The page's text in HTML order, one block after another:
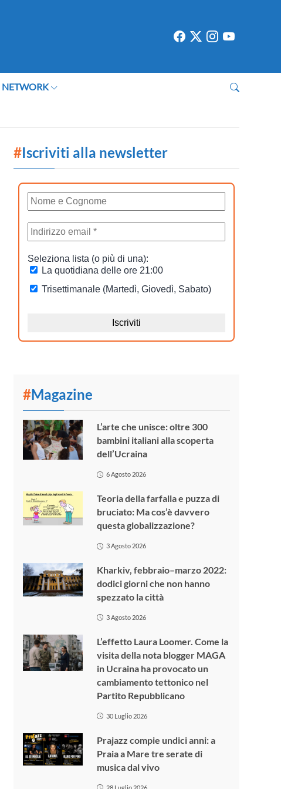
NETWORK
#Iscriviti alla newsletter
#Magazine
L’arte che unisce: oltre 300
bambini italiani alla scoperta
dell’Ucraina
6 Agosto 2026
Teoria della farfalla e puzza di
bruciato: Ma cos’è davvero
questa globalizzazione?
3 Agosto 2026
Kharkiv, febbraio–marzo 2022:
dodici giorni che non hanno
spezzato la città
3 Agosto 2026
L’effetto Laura Loomer. Come la
visita della nota blogger MAGA
in Ucraina ha provocato un
cambiamento tettonico nel
Partito Repubblicano
30 Luglio 2026
Prajazz compie undici anni: a
Praia a Mare tre serate di
musica dal vivo
28 Luglio 2026